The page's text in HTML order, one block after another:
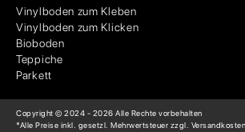
Vinylboden zum Kleben
Vinylboden zum Klicken
Bioboden
Teppiche
Parkett
Copyright © 2024 - 2026 Alle Rechte vorbehalten
*Alle Preise inkl. gesetzl. Mehrwertsteuer zzgl.